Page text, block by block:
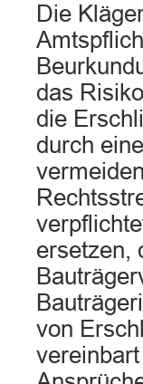
Die
das
die
durch
ersetzen,
von